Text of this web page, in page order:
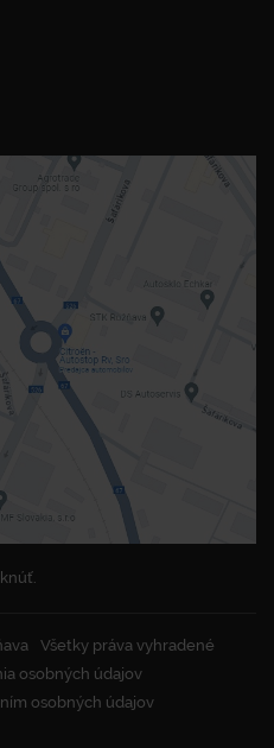
Všetky práva vyhradené
osobných údajov
osobných údajov